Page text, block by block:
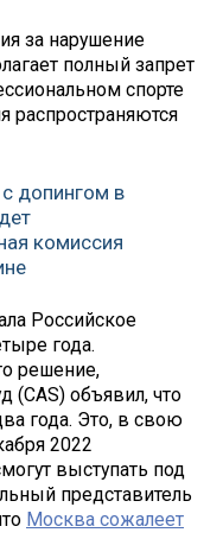
за нарушение
полный запрет
спорте
распространяются
допингом в
комиссия
Российское
года.
решение,
(CAS) объявил, что
года. Это, в свою
2022
выступать под
представитель
Москва сожалеет